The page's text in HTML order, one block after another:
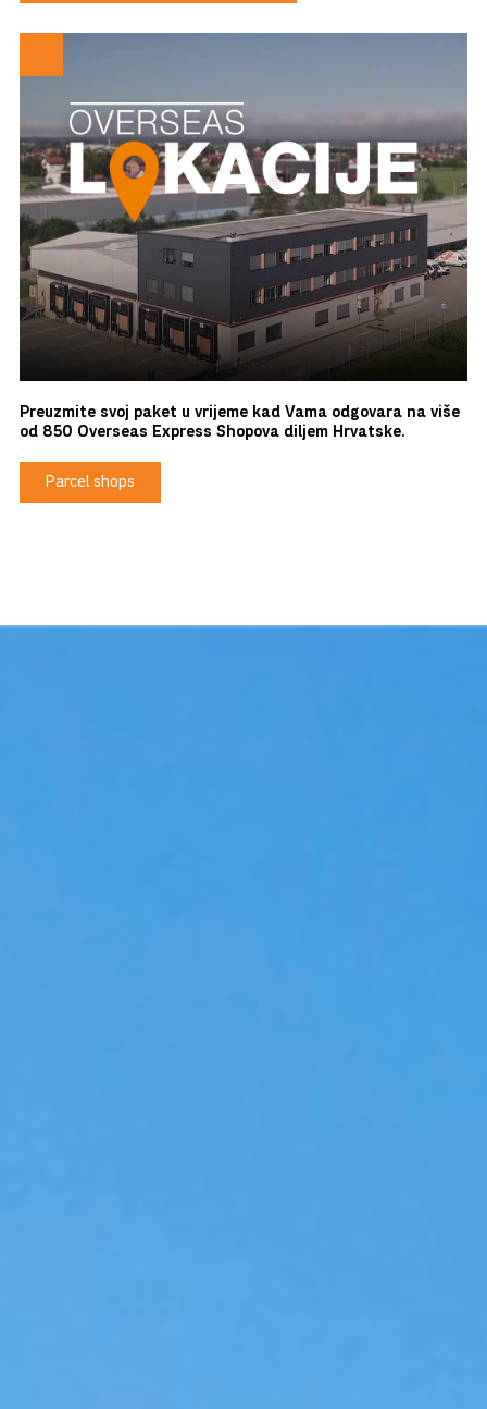
Preuzmite svoj paket u vrijeme kad Vama odgovara na više
od 850 Overseas Express Shopova diljem Hrvatske.
Parcel shops